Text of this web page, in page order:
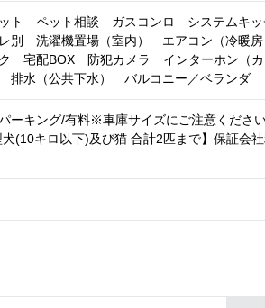
ット ペット相談 ガスコンロ システム
レ別 洗濯機置場（室内） エアコン（冷
ク 宅配BOX 防犯カメラ インターホン（
排水（公共下水） バルコニー／ベランダ
パーキング/有料※車庫サイズにご注意くだ
(10キロ以下)及び猫 合計2匹まで】保証会